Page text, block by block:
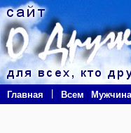
Главная Всем